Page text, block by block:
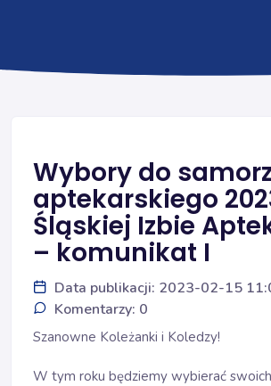
Wybory do
aptekarskiego
Śląskiej Izbie
– komunikat I
Data publikacji: 2023-02-15
Komentarzy: 0
Szanowne Koleżanki i Koledzy!
W tym roku będziemy wybierać